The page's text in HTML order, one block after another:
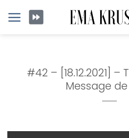
au
#42 – [18.12.2021] –
Message